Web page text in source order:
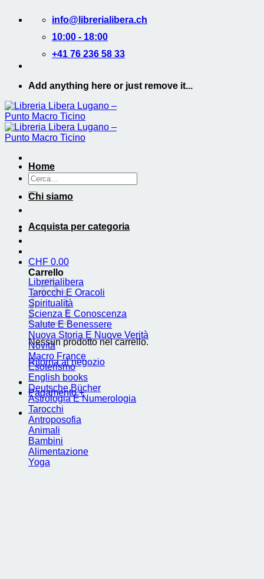
contenuti
info@librerialibera.ch
10:00 - 18:00
+41 76 236 58 33
Add anything here or just remove it...
Cerca:
CHF 0.00
Carrello
Nessun prodotto nel carrello.
Ritorna al negozio
Pagamento +
Home
Chi siamo
Acquista per categoria
Librerialibera
Tarocchi E Oracoli
Spiritualità
Scienza E Conoscenza
Salute E Benessere
Nuova Storia E Nuove Verità
Novità
Macro France
Esoterismo
English books
Deutsche Bücher
Astrologia E Numerologia
Tarocchi
Antroposofia
Animali
Bambini
Alimentazione
Yoga